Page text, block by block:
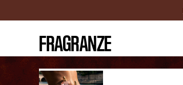
FRAGRANZE